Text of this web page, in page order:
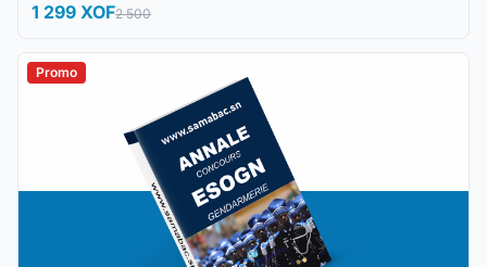
1 299 XOF2 500
Promo